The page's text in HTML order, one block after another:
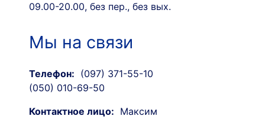
09.00-20.00, без пер., без вых.
Мы на связи
Телефон: (097) 371-55-10
(050) 010-69-50
Контактное лицо: Максим